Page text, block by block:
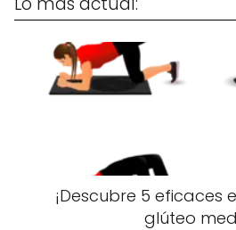
¡Descubre 5 eficaces
glúteo